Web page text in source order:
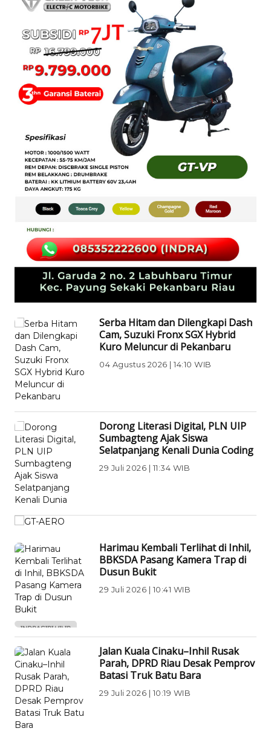
Serba Hitam dan Dilengkapi Dash
Cam, Suzuki Fronx SGX Hybrid
Kuro Meluncur di Pekanbaru
04 Agustus 2026 | 14:10 WIB
Dorong Literasi Digital, PLN UIP
Sumbagteng Ajak Siswa
Selatpanjang Kenali Dunia Coding
29 Juli 2026 | 11:34 WIB
INDRAGIRI HILIR
Harimau Kembali Terlihat di Inhil,
BBKSDA Pasang Kamera Trap di
Dusun Bukit
29 Juli 2026 | 10:41 WIB
Jalan Kuala Cinaku–Inhil Rusak
Parah, DPRD Riau Desak Pemprov
Batasi Truk Batu Bara
29 Juli 2026 | 10:19 WIB